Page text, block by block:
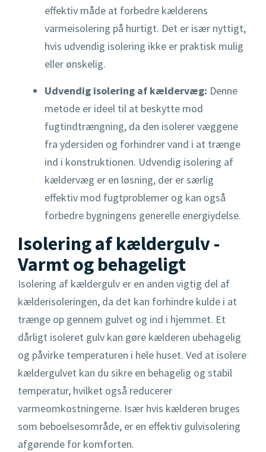
effektiv måde at forbedre kælderens
varmeisolering på hurtigt. Det er især nyttigt,
hvis udvendig isolering ikke er praktisk mulig
eller ønskelig.
Udvendig isolering af kældervæg: Denne
metode er ideel til at beskytte mod
fugtindtrængning, da den isolerer væggene
fra ydersiden og forhindrer vand i at trænge
ind i konstruktionen. Udvendig isolering af
kældervæg er en løsning, der er særlig
effektiv mod fugtproblemer og kan også
forbedre bygningens generelle energiydelse.
Isolering af kældergulv -
Varmt og behageligt
Isolering af kældergulv er en anden vigtig del af
kælderisoleringen, da det kan forhindre kulde i at
trænge op gennem gulvet og ind i hjemmet. Et
dårligt isoleret gulv kan gøre kælderen ubehagelig
og påvirke temperaturen i hele huset. Ved at isolere
kældergulvet kan du sikre en behagelig og stabil
temperatur, hvilket også reducerer
varmeomkostningerne. Især hvis kælderen bruges
som beboelsesområde, er en effektiv gulvisolering
afgørende for komforten.